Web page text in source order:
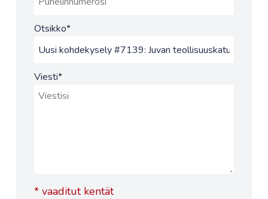
Otsikko*
Viesti*
*vaaditut kentät